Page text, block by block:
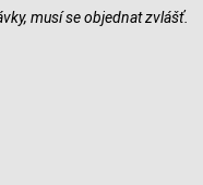
musí se objednat zvlášť.